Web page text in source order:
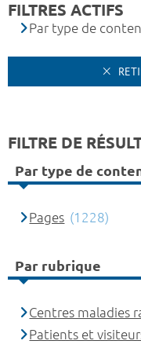
FILTRES ACTIFS
Par type de
FILTRE DE
Par type de
Pages (1228)
Par rubrique
Centres maladies
Patients et